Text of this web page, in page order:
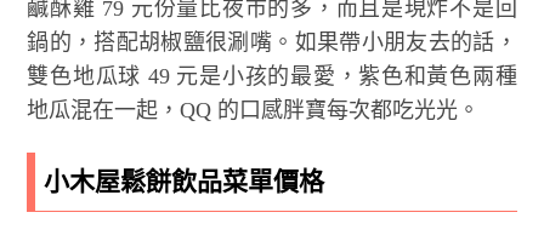
鹹酥雞 79 元份量比夜市的多，而且是現炸不是回
鍋的，搭配胡椒鹽很涮嘴。如果帶小朋友去的話，
雙色地瓜球 49 元是小孩的最愛，紫色和黃色兩種
地瓜混在一起，QQ 的口感胖寶每次都吃光光。
小木屋鬆餅飲品菜單價格